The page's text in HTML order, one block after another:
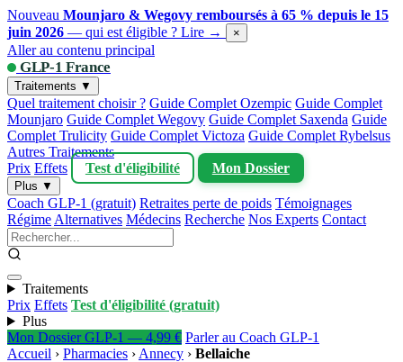
Nouveau Mounjaro & Wegovy remboursés à 65 % depuis le 15
juin 2026 — qui est éligible ? Lire → ×
Aller au contenu principal
GLP-1 France
Traitements ▼
Quel traitement choisir ? Guide Complet Ozempic Guide Complet
Mounjaro Guide Complet Wegovy Guide Complet Saxenda Guide
Complet Trulicity Guide Complet Victoza Guide Complet Rybelsus
Autres Traitements
Prix Effets Test d'éligibilité Mon Dossier
Plus ▼
Coach GLP-1 (gratuit) Retraites perte de poids Témoignages
Régime Alternatives Médecins Recherche Nos Experts Contact
Traitements
Prix Effets Test d'éligibilité (gratuit)
Plus
Mon Dossier GLP-1 — 4,99 € Parler au Coach GLP-1
Accueil › Pharmacies › Annecy › Bellaiche